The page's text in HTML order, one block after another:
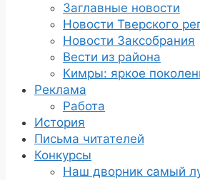
Заглавные новости
Новости Тверского
Новости Заксобрания
Вести из района
Кимры: яркое
Реклама
Работа
История
Письма читателей
Конкурсы
Наш дворник самый